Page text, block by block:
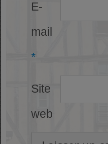
E-
mail
*
Site
web